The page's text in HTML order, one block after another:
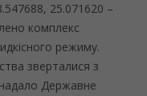
25.071620 –
комплекс
режиму.
зверталися з
Державне